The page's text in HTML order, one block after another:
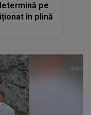
a stârnit
penală pe